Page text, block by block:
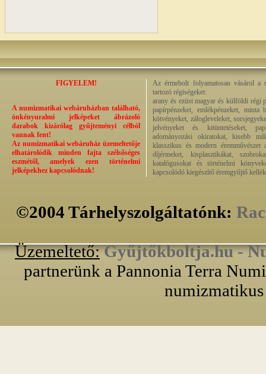
FIGYELEM!
A numizmatikai webáruházban található,
önkényuralmi jelképeket ábrázoló
darabok kizárólag gyűjteményi célból
vannak fent!
Az numizmatikai webáruház üzemeltetője
elhatárolódik minden fajta szélsőséges
eszmétől, amelyek ezen történelmi
jelképekhez kapcsolódnak!
Az érmebolt folyamatosan vásárol a
tartozó régiségeket:
arany és ezüst magyar és külföldi régi
papírpénzeket, emlékpénzeket, minta
kötvényeket, zálogleveleket,
jelvényeket és kitüntetéseket,
adományozási okiratokat, kisebb
klasszikus és modern éremművészet
díjérmeket, kisplasztikákat,
katalógusokat és történelmi
kapcsolódó kiegészítő éremgyűjtő
©2004 Tárhelyszolgáltatónk:
Üzemeltető: Gyűjtőkboltja.hu -
partnerünk a Pannonia Terra
numizmatikus